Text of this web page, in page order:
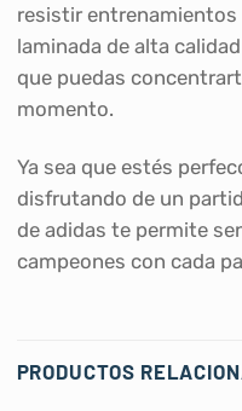
resistir entrenamientos
laminada de alta
que puedas
momento.
Ya sea que estés
disfrutando de un
de adidas te permite
campeones con cada
PRODUCTOS